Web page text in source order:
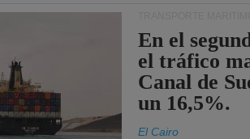
En el
el tráfico
Canal de
un 16,5%.
El Cairo